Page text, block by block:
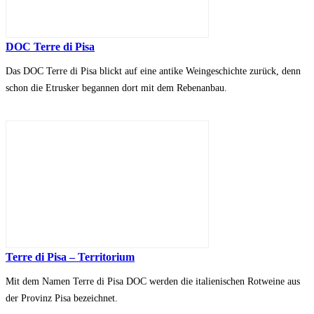
DOC Terre di Pisa
Das DOC Terre di Pisa blickt auf eine antike Weingeschichte zurück, denn
schon die Etrusker begannen dort mit dem Rebenanbau.
Terre di Pisa – Territorium
Mit dem Namen Terre di Pisa DOC werden die italienischen Rotweine aus
der Provinz Pisa bezeichnet.